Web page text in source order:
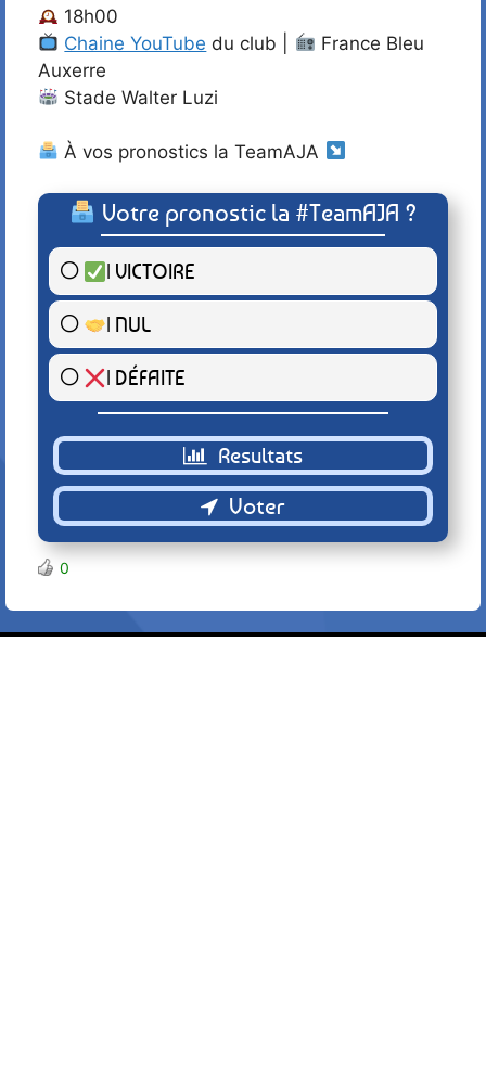
18h00
Chaine YouTube du club |
France Bleu
Auxerre
Stade Walter Luzi
À vos pronostics la TeamAJA
Votre pronostic la #TeamAJA ?
| VICTOIRE
| NUL
| DÉFAITE
Retour
0